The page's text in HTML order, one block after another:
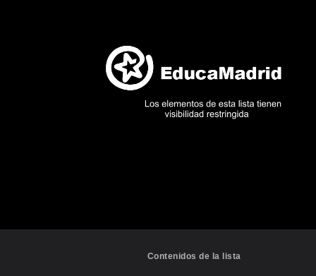
Contenidos de la lista